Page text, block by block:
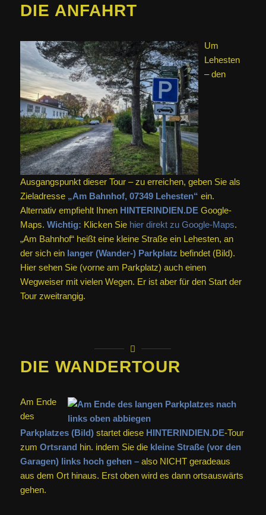
DIE ANFAHRT
Um
Lehesten
– den
Ausgangspunkt dieser Tour – zu erreichen, geben Sie als
Zieladresse „Am Bahnhof, 07349 Lehesten“ ein.
Alternativ empfiehlt Ihnen HINTERINDIEN.DEGoogle-
Maps. Wichtig: Klicken Sie hier direkt zu Google-Maps.
„Am Bahnhof“ heißt eine kleine Straße ein Lehesten, an
der sich ein langer (Wander-) Parkplatz befindet (Bild).
Hier sehen Sie (vorne am Parkplatz) auch einen
Wegweiser mit vielen Wegen. Er ist aber für den Start der
Tour zweitrangig.
DIE WANDERTOUR
Am Ende
des
Parkplatzes (Bild)startet diese HINTERINDIEN.DE-Tour
zum Ortsrand hin. indem Sie die kleine Straße (vor den
Garagen) links hoch gehen –also NICHT geradeaus
aus dem Ort hinaus. Erst oben wird es dann ortsauswärts
gehen.